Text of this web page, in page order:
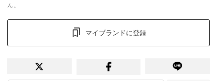
ん。
マイブランドに登録